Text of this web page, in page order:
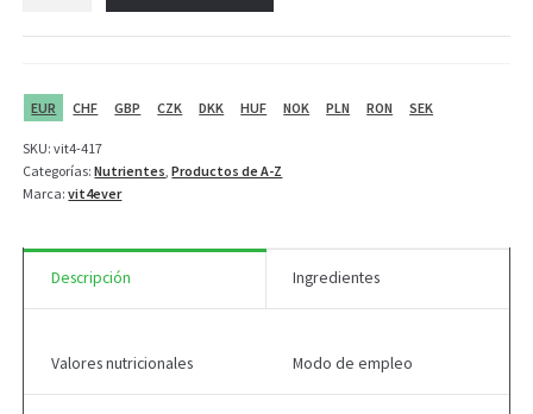
mg
180
cápsulas
EUR CHF GBP CZK DKK HUF NOK PLN RON SEK
SKU:vit4-417
Categorías:Nutrientes,Productos de A-Z
Marca:vit4ever
Descripción Ingredientes
Valores nutricionales Modo de empleo